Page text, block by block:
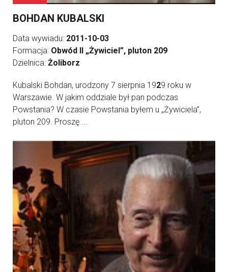
BOHDAN KUBALSKI
Data wywiadu: 2011-10-03
Formacja: Obwód II „Żywiciel”, pluton 209
Dzielnica: Żoliborz
Kubalski Bohdan, urodzony 7 sierpnia 1929 roku w
Warszawie. W jakim oddziale był pan podczas
Powstania? W czasie Powstania byłem u „Żywiciela”,
pluton 209. Proszę ...